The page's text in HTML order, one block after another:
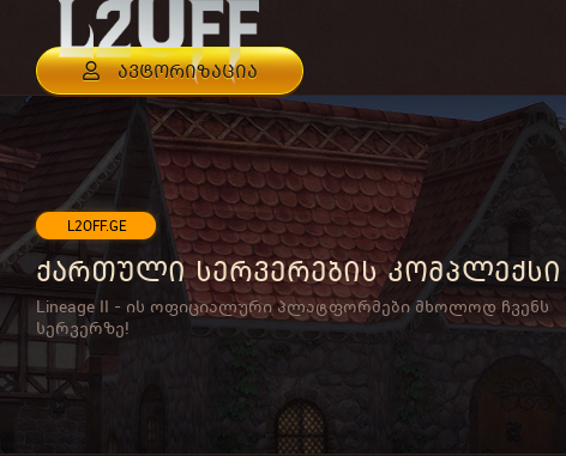
ავტორიზაცია
L2OFF.GE
ქართული სერვერების კომპლექსი
Lineage II - ის ოფიციალური პლატფორმები მხოლოდ ჩვენს
სერვერზე!